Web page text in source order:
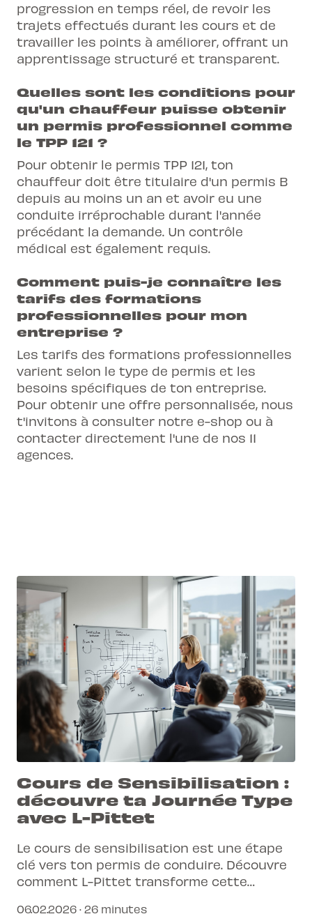
progression en temps réel, de revoir les
trajets effectués durant les cours et de
travailler les points à améliorer, offrant un
apprentissage structuré et transparent.
Quelles sont les conditions pour
qu'un chauffeur puisse obtenir
un permis professionnel comme
le TPP 121 ?
Pour obtenir le permis TPP 121, ton
chauffeur doit être titulaire d'un permis B
depuis au moins un an et avoir eu une
conduite irréprochable durant l'année
précédant la demande. Un contrôle
médical est également requis.
Comment puis-je connaître les
tarifs des formations
professionnelles pour mon
entreprise ?
Les tarifs des formations professionnelles
varient selon le type de permis et les
besoins spécifiques de ton entreprise.
Pour obtenir une offre personnalisée, nous
t'invitons à consulter notre e-shop ou à
contacter directement l'une de nos 11
agences.
Cours de Sensibilisation :
découvre ta Journée Type
avec L-Pittet
Le cours de sensibilisation est une étape
clé vers ton permis de conduire. Découvre
comment L-Pittet transforme cette
enrichissante et interactive, te préparant
06.02.2026 · 26 minutes